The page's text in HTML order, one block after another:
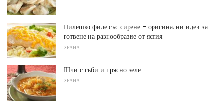
Пилешко филе със сирене - оригинални идеи за
готвене на разнообразие от ястия
ХРАНА
Шчи с гъби и прясно зеле
ХРАНА